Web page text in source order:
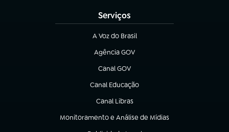
Serviços
A Voz do Brasil
(abre em nova aba)
Agência GOV
(abre em nova aba)
Canal GOV
(abre em nova aba)
Canal Educação
(abre em nova aba)
Canal Libras
(abre em nova aba)
Monitoramento e Análise de Mídias
(abre em nova aba)